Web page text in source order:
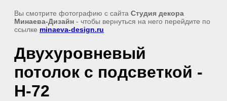
Вы смотрите фотографию с сайта Студия декора
Минаева-Дизайн - чтобы вернуться на него перейдите по
ссылке minaeva-design.ru
Двухуровневый
потолок с подсветкой -
H-72